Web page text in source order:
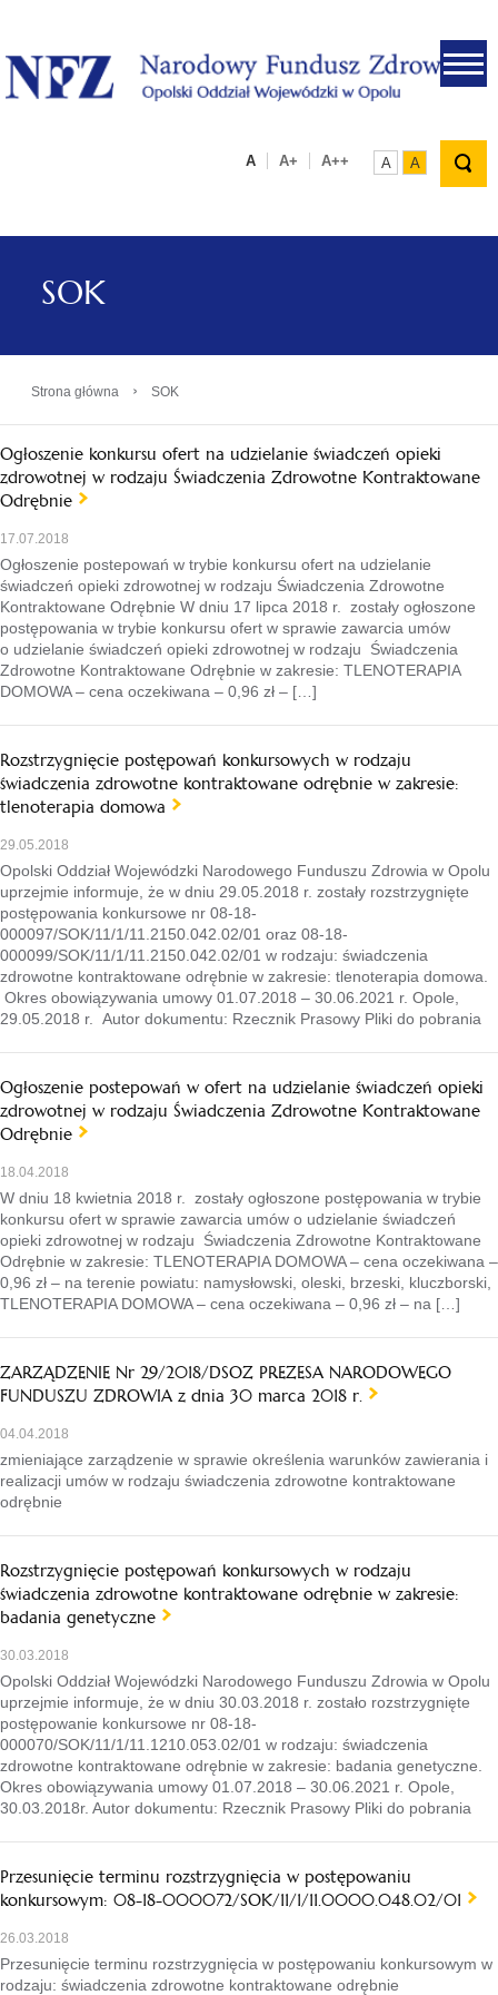
.
A A+ A++ A A
SOK
Strona główna › SOK
Ogłoszenie konkursu ofert na udzielanie świadczeń opieki
zdrowotnej w rodzaju Świadczenia Zdrowotne Kontraktowane
Odrębnie
17.07.2018
Ogłoszenie postepowań w trybie konkursu ofert na udzielanie
świadczeń opieki zdrowotnej w rodzaju Świadczenia Zdrowotne
Kontraktowane Odrębnie W dniu 17 lipca 2018 r. zostały ogłoszone
postępowania w trybie konkursu ofert w sprawie zawarcia umów
o udzielanie świadczeń opieki zdrowotnej w rodzaju Świadczenia
Zdrowotne Kontraktowane Odrębnie w zakresie: TLENOTERAPIA
DOMOWA – cena oczekiwana – 0,96 zł – […]
Rozstrzygnięcie postępowań konkursowych w rodzaju
świadczenia zdrowotne kontraktowane odrębnie w zakresie:
tlenoterapia domowa
29.05.2018
Opolski Oddział Wojewódzki Narodowego Funduszu Zdrowia w Opolu
uprzejmie informuje, że w dniu 29.05.2018 r. zostały rozstrzygnięte
postępowania konkursowe nr 08-18-
000097/SOK/11/1/11.2150.042.02/01 oraz 08-18-
000099/SOK/11/1/11.2150.042.02/01 w rodzaju: świadczenia
zdrowotne kontraktowane odrębnie w zakresie: tlenoterapia domowa.
Okres obowiązywania umowy 01.07.2018 – 30.06.2021 r. Opole,
29.05.2018 r. Autor dokumentu: Rzecznik Prasowy Pliki do pobrania
Ogłoszenie postepowań w ofert na udzielanie świadczeń opieki
zdrowotnej w rodzaju Świadczenia Zdrowotne Kontraktowane
Odrębnie
18.04.2018
W dniu 18 kwietnia 2018 r. zostały ogłoszone postępowania w trybie
konkursu ofert w sprawie zawarcia umów o udzielanie świadczeń
opieki zdrowotnej w rodzaju Świadczenia Zdrowotne Kontraktowane
Odrębnie w zakresie: TLENOTERAPIA DOMOWA – cena oczekiwana –
0,96 zł – na terenie powiatu: namysłowski, oleski, brzeski, kluczborski,
TLENOTERAPIA DOMOWA – cena oczekiwana – 0,96 zł – na […]
ZARZĄDZENIE Nr 29/2018/DSOZ PREZESA NARODOWEGO
FUNDUSZU ZDROWIA z dnia 30 marca 2018 r.
04.04.2018
zmieniające zarządzenie w sprawie określenia warunków zawierania i
realizacji umów w rodzaju świadczenia zdrowotne kontraktowane
odrębnie
Rozstrzygnięcie postępowań konkursowych w rodzaju
świadczenia zdrowotne kontraktowane odrębnie w zakresie:
badania genetyczne
30.03.2018
Opolski Oddział Wojewódzki Narodowego Funduszu Zdrowia w Opolu
uprzejmie informuje, że w dniu 30.03.2018 r. zostało rozstrzygnięte
postępowanie konkursowe nr 08-18-
000070/SOK/11/1/11.1210.053.02/01 w rodzaju: świadczenia
zdrowotne kontraktowane odrębnie w zakresie: badania genetyczne.
Okres obowiązywania umowy 01.07.2018 – 30.06.2021 r. Opole,
30.03.2018r. Autor dokumentu: Rzecznik Prasowy Pliki do pobrania
Przesunięcie terminu rozstrzygnięcia w postępowaniu
konkursowym: 08-18-000072/SOK/11/1/11.0000.048.02/01
26.03.2018
Przesunięcie terminu rozstrzygnięcia w postępowaniu konkursowym w
rodzaju: świadczenia zdrowotne kontraktowane odrębnie